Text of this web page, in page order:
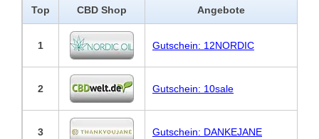
Top CBD Shop Angebote
1 Gutschein: 12NORDIC
2 Gutschein: 10sale
3 Gutschein: DANKEJANE